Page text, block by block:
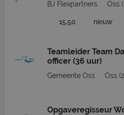
BJ Flexpartners Oss
15,50 nieuw
Teamleider Team
officer (36 uur)
Gemeente Oss Oss
Opgaveregisseur